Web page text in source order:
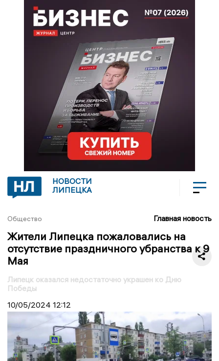
НОВОСТИ
ЛИПЕЦКА
Общество Главная новость
Жители Липецка пожаловались на
отсутствие праздничного убранства к 9
Мая
Липецк оказался недостаточно украшен ко Дню
Победы
10/05/2024 12:12